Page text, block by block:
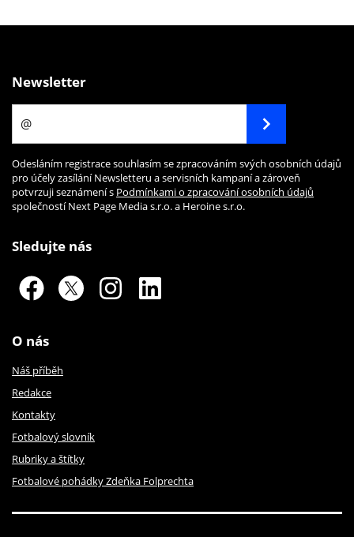
Newsletter
Odesláním registrace souhlasím se zpracováním svých osobních údajů
pro účely zasílání Newsletteru a servisních kampaní a zároveň
potvrzuji seznámení s Podmínkami o zpracování osobních údajů
společností Next Page Media s.r.o. a Heroine s.r.o.
Sledujte nás
O nás
Náš příběh
Redakce
Kontakty
Fotbalový slovník
Rubriky a štítky
Fotbalové pohádky Zdeňka Folprechta